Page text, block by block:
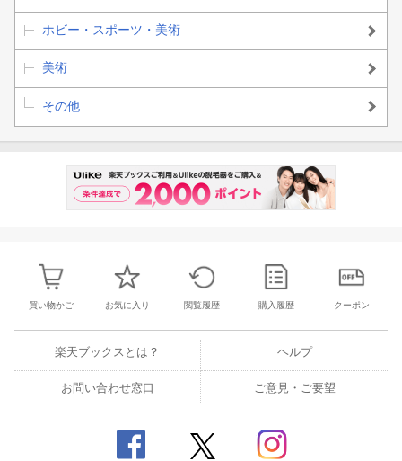
ホビー・スポーツ・美術
美術
その他
買い物かご お気に入り 閲覧履歴 購入履歴 クーポン
楽天ブックスとは？ ヘルプ
お問い合わせ窓口 ご意見・ご要望